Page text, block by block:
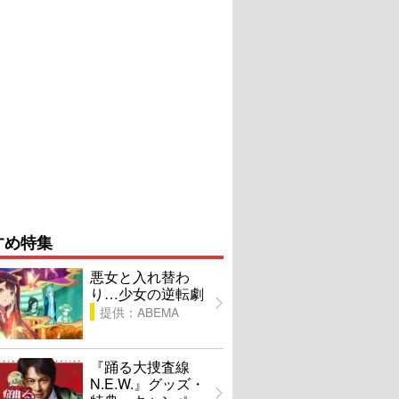
特集
悪女と入れ替わ
り…少女の逆転劇
提供：ABEMA
『踊る大捜査線
N.E.W.』グッズ・